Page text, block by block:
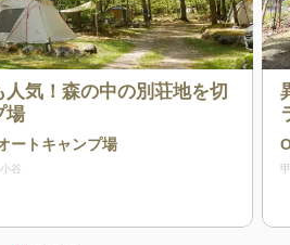
気！森の中の別荘地を切
場
ートキャンプ場
谷